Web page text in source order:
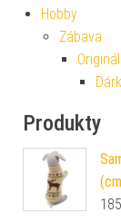
Hobby
Zábava
Produkty
185